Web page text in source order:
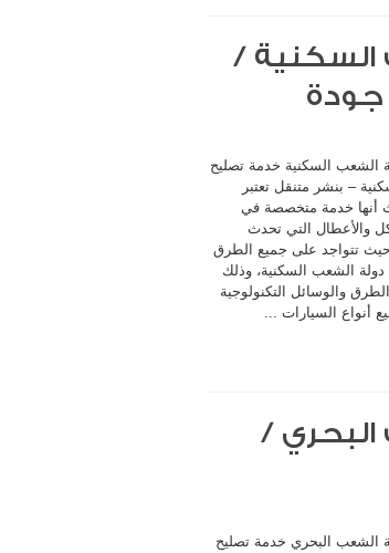
السكنية /
الشعب السكنية خدمة تصليح
– بنشر متنقل تعتبر
أنها خدمة متخصصة في
والأعطال التي تحدث
تتواجد على جميع الطرق
دولة الشعب السكنية، وذلك
والوسائل التكنولوجية
أنواع السيارات ...
/
الشعب البحري خدمة تصليح